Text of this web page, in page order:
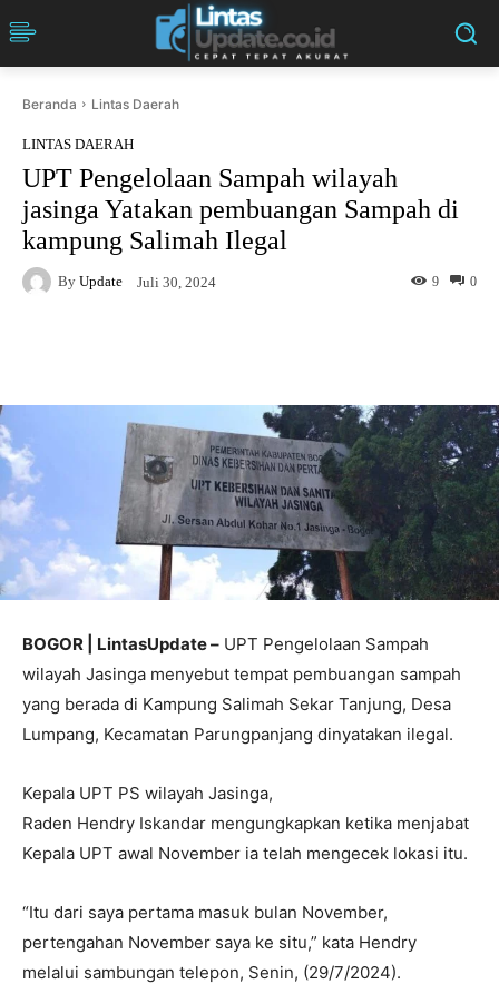
Beranda Lintas Daerah
LINTAS DAERAH
UPT Pengelolaan Sampah wilayah
jasinga Yatakan pembuangan Sampah di
kampung Salimah Ilegal
By Update Juli 30, 2024 0
9
BOGOR | LintasUpdate – UPT Pengelolaan Sampah
wilayah Jasinga menyebut tempat pembuangan sampah
yang berada di Kampung Salimah Sekar Tanjung, Desa
Lumpang, Kecamatan Parungpanjang dinyatakan ilegal.
Kepala UPT PS wilayah Jasinga,
Raden Hendry Iskandar mengungkapkan ketika menjabat
Kepala UPT awal November ia telah mengecek lokasi itu.
“Itu dari saya pertama masuk bulan November,
pertengahan November saya ke situ,” kata Hendry
melalui sambungan telepon, Senin, (29/7/2024).